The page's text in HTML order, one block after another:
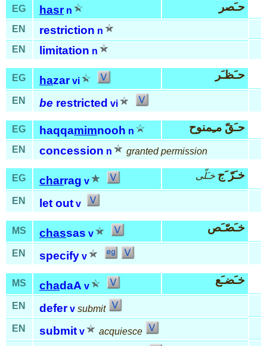
EG hasr n حـَصر
EN restriction n
EN
limitation n
EG hazar vi حـَظـَر
EN be restricted vi
EG haqqamimnooh n حـَقّ مـِمنوح
EN concession n granted permission
EG charrag v خـَرّ َج خـَلّى
EN let out v
MS chassas v خـَصّـَص
EN specify v
MS chadaA v خـَضـَع
EN defer v submit
EN
submit v acquiesce